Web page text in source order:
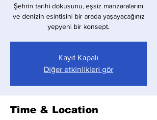
Şehrin tarihi dokusunu, eşsiz manzaralarını
ve denizin esintisini bir arada yaşayacağınız
yepyeni bir konsept.
Kayıt Kapalı
Diğer etkinlikleri gör
Time & Location